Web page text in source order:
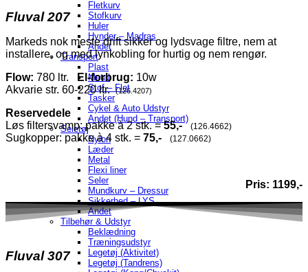
Fletkurv
Stofkurv
Huler
Hynder – Madras
Andet
Transport
Plast
Metal
Stof – Flet
Tasker
Cykel & Auto Udstyr
Andet (Hund – Transport)
Seletøj
Nylon
Læder
Metal
Flexi liner
Seler
Mundkurv – Dressur
Sikkerhed – LYS
Andet
Tilbehør & Udstyr
Beklædning
Træningsudstyr
Legetøj (Aktivitet)
Legetøj (Tandrens)
Fluval 207
Markeds nok meste drift sikker og lydsvage filtre, nem at
installere, og med lynkobling for hurtig og nem rengør.
Flow: 780 ltr. El-forbrug: 10w
Akvarie str. 60-220 ltr.(126.4207)
Reservedele
Løs filtersvamp: pakke à 2 stk. =55,- (126.4662)
Sugkopper: pakke à 4 stk. = 75,- (127.0662)
Pris: 1199,-
Fluval 307